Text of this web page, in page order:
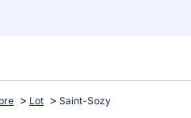
Lot Saint-Sozy